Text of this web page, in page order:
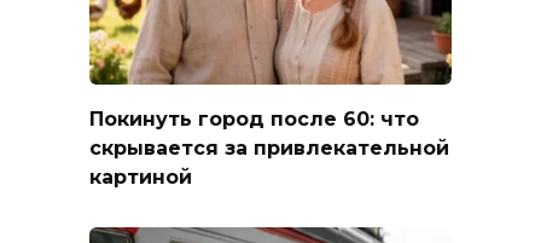
Покинуть город после 60: что
скрывается за привлекательной
картиной